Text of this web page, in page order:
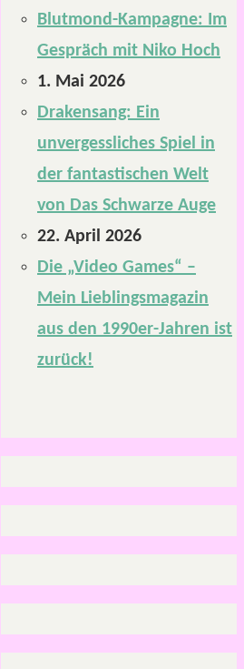
Blutmond-Kampagne: Im
Gespräch mit Niko Hoch
1. Mai 2026
Drakensang: Ein
unvergessliches Spiel in
der fantastischen Welt
von Das Schwarze Auge
22. April 2026
Die „Video Games“ –
Mein Lieblingsmagazin
aus den 1990er-Jahren ist
zurück!